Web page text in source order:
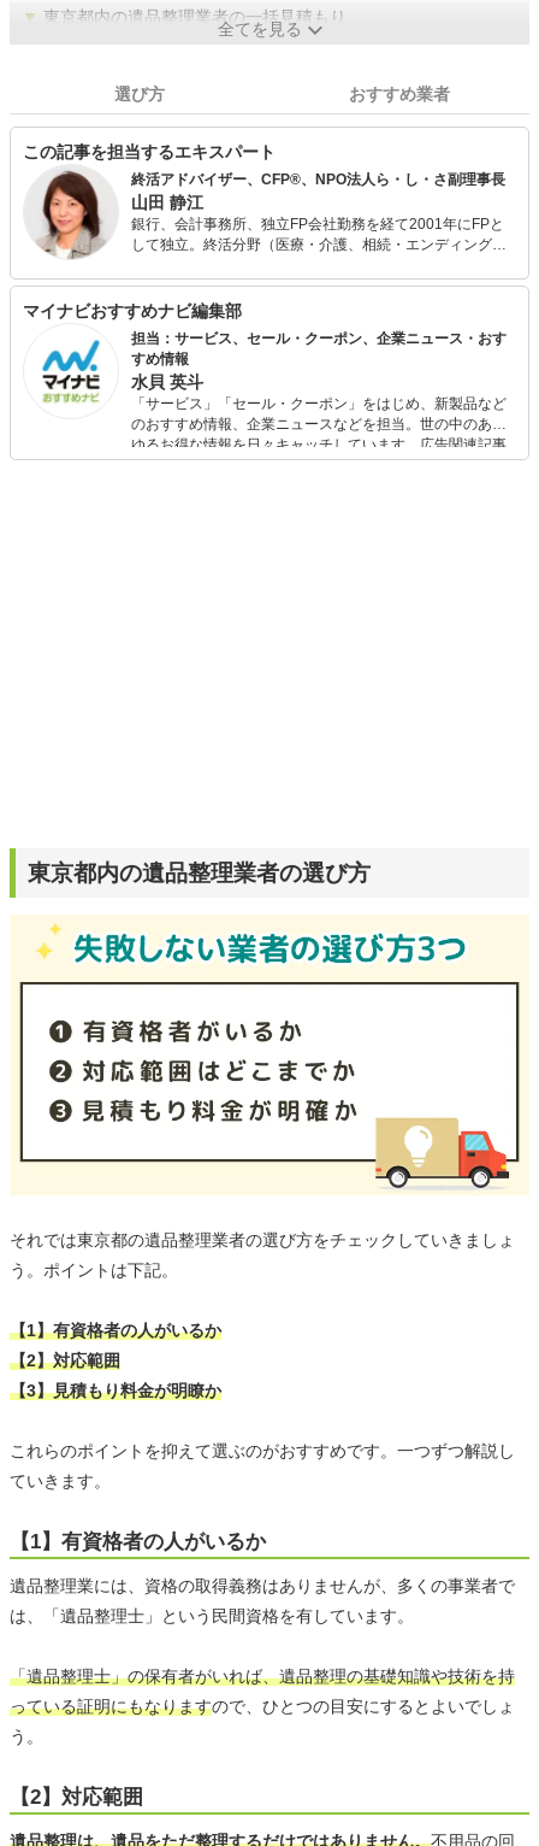
▼ 東京都内の遺品整理業者の一括見積もり
全てを見る
選び方 おすすめ業者
この記事を担当するエキスパート
終活アドバイザー、CFP®、NPO法人ら・し・さ副理事長
山田 静江
銀行、会計事務所、独立FP会社勤務を経て2001年にFPと
して独立。終活分野（医療・介護、相続・エンディングノ
県草加市で高齢のおひとりさま支援事業に携わっている。
NPO法人ら・し・さでは、エンディングノートや終活の普
及活動、終活アドバイザー協会の運営も行っている。
マイナビおすすめナビ編集部
担当：サービス、セール・クーポン、企業ニュース・おす
すめ情報
水貝 英斗
「サービス」「セール・クーポン」をはじめ、新製品など
のおすすめ情報、企業ニュースなどを担当。世の中のあら
ゆるお得な情報を日々キャッチしています。広告関連記事
の制作にも携わり、SEOの知見を活かし商品販促のプラン
東京都内の遺品整理業者の選び方
それでは東京都の遺品整理業者の選び方をチェックしていきましょ
う。ポイントは下記。
【1】有資格者の人がいるか
【2】対応範囲
【3】見積もり料金が明瞭か
これらのポイントを抑えて選ぶのがおすすめです。一つずつ解説し
ていきます。
【1】有資格者の人がいるか
遺品整理業には、資格の取得義務はありませんが、多くの事業者で
は、「遺品整理士」という民間資格を有しています。
「遺品整理士」の保有者がいれば、遺品整理の基礎知識や技術を持
っている証明にもなりますので、ひとつの目安にするとよいでしょ
う。
【2】対応範囲
遺品整理は、遺品をただ整理するだけではありません。不用品の回